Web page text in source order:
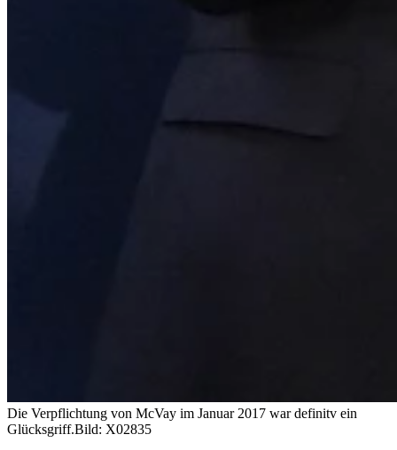
Die Verpflichtung von McVay im Januar 2017 war definitv ein
Glücksgriff.Bild: X02835